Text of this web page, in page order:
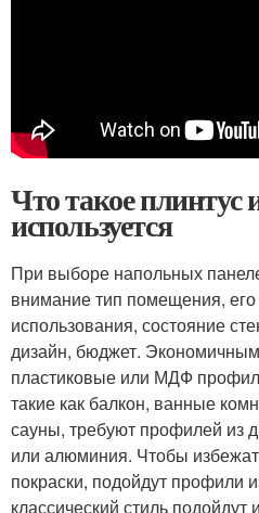
Что такое плинтус
используется
При выборе напольных
внимание тип помещения, его
использования, состояние
дизайн, бюджет.
пластиковые или МДФ
такие как балкон, ванные
сауны, требуют профилей из
или алюминия. Чтобы
покраски, подойдут
классический стиль подойдут